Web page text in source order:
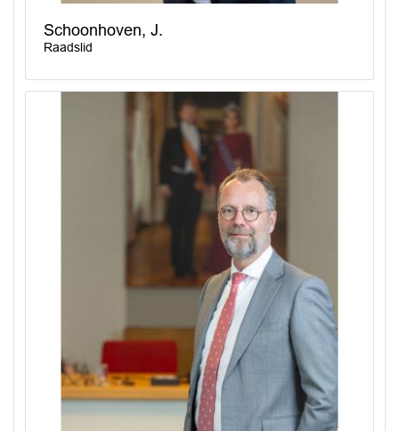
Schoonhoven, J.
Raadslid